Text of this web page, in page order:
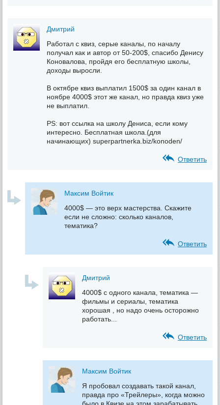
Дмитрий
Работал с квиз, серые каналы, по началу
получал как и автор от 50-200$, спасибо Денису
Коновалова, пройдя его бесплатную школы,
доходы выросли.
В октябре квиз выплатил 1500$ за один канал в
ноябре 4000$ этот же канал, но правда квиз уже
не выплатил.
PS: вот ссылка на школу Дениса, если кому
интересно. Бесплатная школа.(для
начинающих) superpartnerka.biz/konoden/
Ответить
Максим Войтик
4000$ — это верх мастерства. Скажите
если не сложно: сколько каналов,
тематика?
Ответить
Дмитрий
4000$ c одного канала, тематика —
фильмы и сериалы, тематика
хорошая , но надо очень осторожно
работать...
Ответить
Максим Войтик
Я пробовал создавать такой канал,
правда про «Трейлеры», когда можно